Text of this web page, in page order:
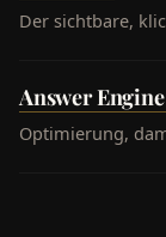
Der sichtbare,
Answer
Optimierung,